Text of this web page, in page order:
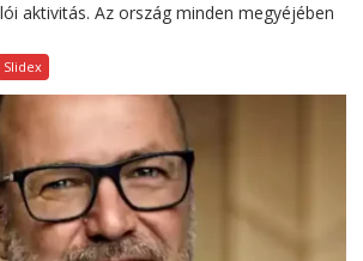
aktivitás. Az ország minden megyéjében
Slidex